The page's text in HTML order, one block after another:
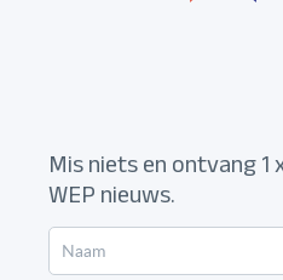
Mis niets en ontvang 1
WEP nieuws.